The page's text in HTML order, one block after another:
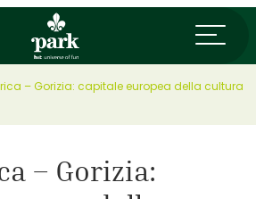
– Gorizia: capitale europea della cultura
– Gorizia: